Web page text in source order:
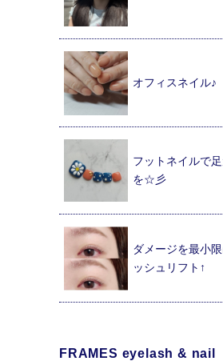
オフィスネイル♪
フットネイルで
を☆彡
ダメージを最小
ッシュリフト↑
FRAMES eyelash & nail